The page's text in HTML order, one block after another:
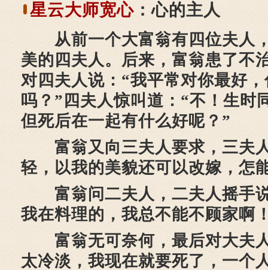
星云大师宽心 ：心的主人
从前一个大富翁有四位夫人
美的四夫人。后来，富翁患了不
对四夫人说：“我平常对你最好
吗？”四夫人惊叫道：“不！生时
但死后在一起有什么好呢？”
富翁又向三夫人要求，三夫
轻，以我的美貌还可以改嫁，怎
富翁问二夫人，二夫人摇手
我在料理的，我总不能不顾家啊
富翁无可奈何，最后对大夫
太冷淡，我现在就要死了，一个